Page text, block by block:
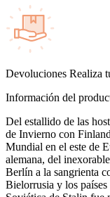
Devoluciones Realiza
Información del
Del estallido de las
de Invierno con
Mundial en el este de
alemana, del
Berlín a la sangrienta
Bielorrusia y los